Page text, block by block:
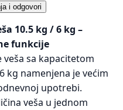
i odgovori
10.5 kg / 6 kg –
funkcije
veša sa kapacitetom
kg namenjena je većim
upotrebi.
veša u jednom